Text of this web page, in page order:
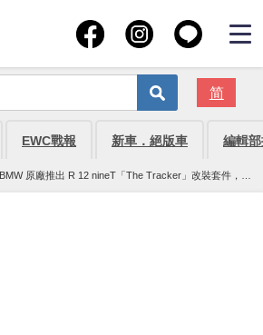
简
EWC戰報 新車．絕版車 編輯
BMW 原廠推出 R 12 nineT「The Tracker」改裝套件，一